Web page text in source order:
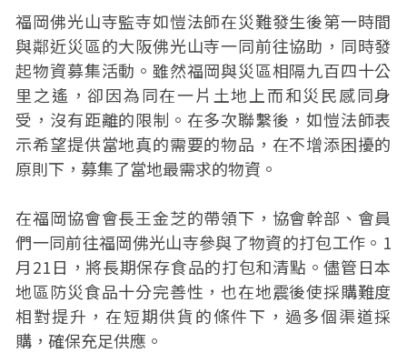
福岡佛光山寺監寺如愷法師在災難發生後第一時間
與鄰近災區的大阪佛光山寺一同前往協助，同時發
起物資募集活動。雖然福岡與災區相隔九百四十公
里之遙，卻因為同在一片土地上而和災民感同身
受，沒有距離的限制。在多次聯繫後，如愷法師表
示希望提供當地真的需要的物品，在不增添困擾的
原則下，募集了當地最需求的物資。
在福岡協會會長王金芝的帶領下，協會幹部、會員
們一同前往福岡佛光山寺參與了物資的打包工作。1
月21日，將長期保存食品的打包和清點。儘管日本
地區防災食品十分完善性，也在地震後使採購難度
相對提升，在短期供貨的條件下，過多個渠道採
購，確保充足供應。